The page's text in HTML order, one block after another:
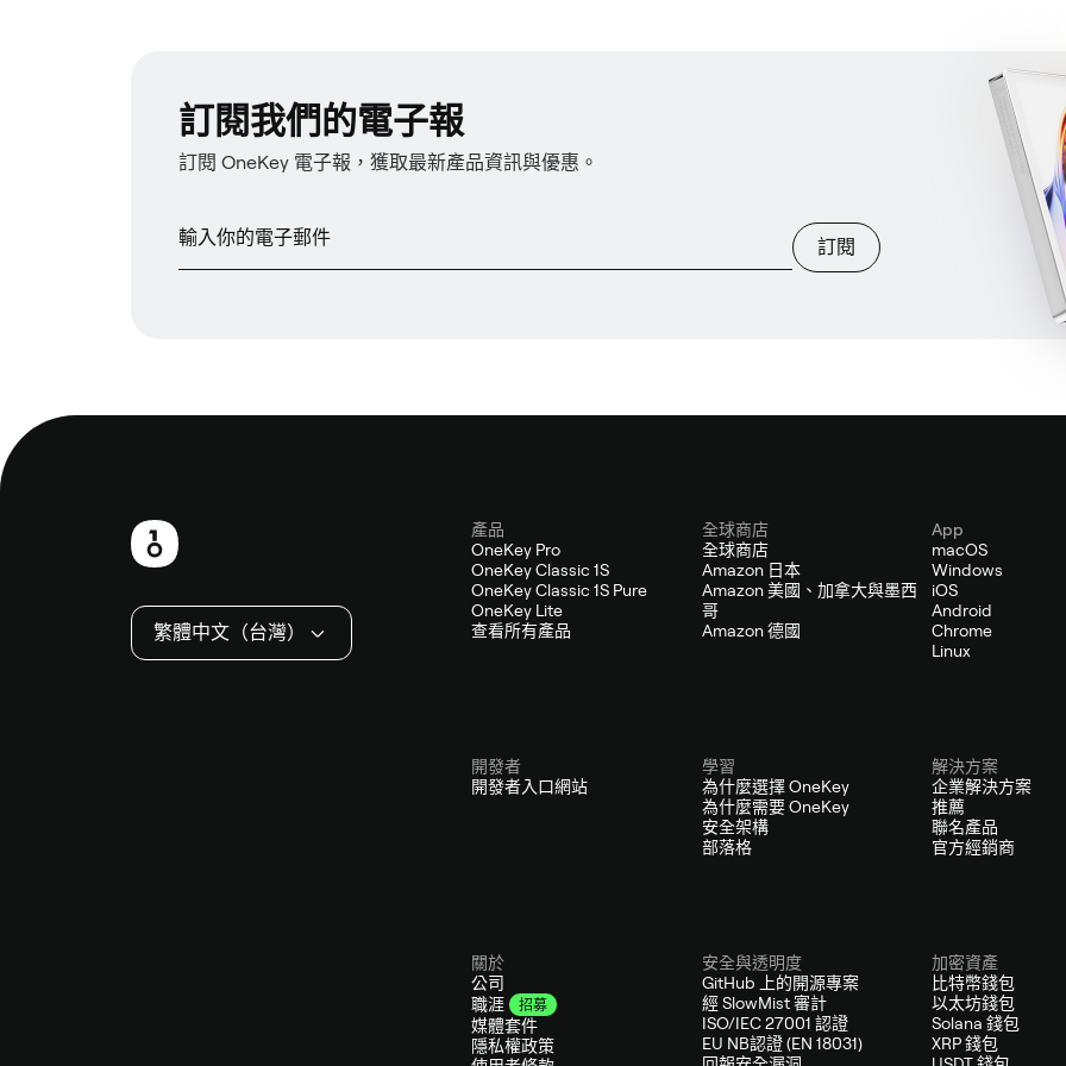
訂閱我們的電子報
訂閱 OneKey 電子報，獲取最新產品資訊與優惠。
訂閱
繁體中文（台灣）
產品
OneKey Pro
OneKey Classic 1S
OneKey Classic 1S Pure
OneKey Lite
查看所有產品
全球商店
全球商店
Amazon 日本
Amazon 美國、加拿大與墨西
哥
Amazon 德國
App
macOS
Windows
iOS
Android
Chrome
Linux
開發者
開發者入口網站
學習
為什麼選擇 OneKey
為什麼需要 OneKey
安全架構
部落格
解決方案
企業解決方案
推薦
聯名產品
官方經銷商
關於
公司
職涯
招募
媒體套件
隱私權政策
安全與透明度
GitHub 上的開源專案
經 SlowMist 審計
ISO/IEC 27001 認證
EU NB認證 (EN 18031)
加密資產
比特幣錢包
以太坊錢包
Solana 錢包
XRP 錢包